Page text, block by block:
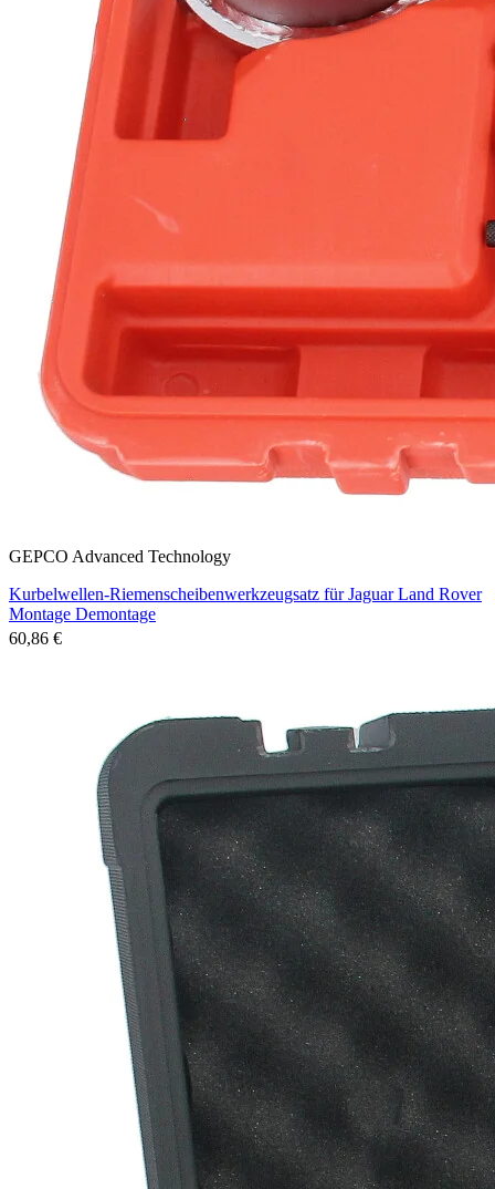
GEPCO Advanced Technology
Kurbelwellen-Riemenscheibenwerkzeugsatz für Jaguar Land Rover
Montage Demontage
60,86 €